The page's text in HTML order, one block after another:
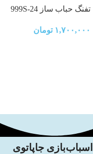
تفنگ حباب ساز 999S-24
۱,۷۰۰,۰۰۰ تومان
اسباب‌بازی جاپاتوی